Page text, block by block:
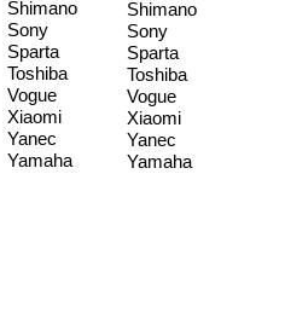
Shimano
Sony
Sparta
Toshiba
Vogue
Xiaomi
Yanec
Yamaha
Shimano
Sony
Sparta
Toshiba
Vogue
Xiaomi
Yanec
Yamaha